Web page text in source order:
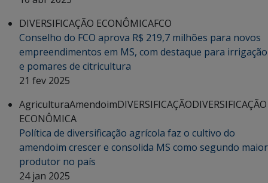
DIVERSIFICAÇÃO ECONÔMICAFCO
Conselho do FCO aprova R$ 219,7 milhões para novos
empreendimentos em MS, com destaque para irrigação
e pomares de citricultura
21 fev 2025
AgriculturaAmendoimDIVERSIFICAÇÃODIVERSIFICAÇÃO
ECONÔMICA
Política de diversificação agrícola faz o cultivo do
amendoim crescer e consolida MS como segundo maior
produtor no país
24 jan 2025